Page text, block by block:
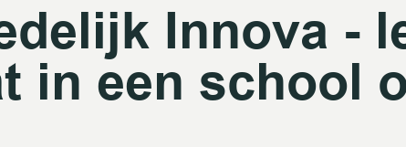
Innova -
in een school